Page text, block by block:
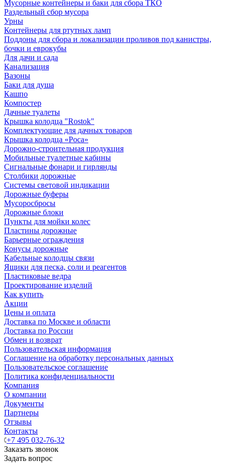
Мусорные контейнеры и баки для сбора ТКО
Раздельный сбор мусора
Урны
Контейнеры для ртутных ламп
Поддоны для сбора и локализации проливов под канистры,
бочки и еврокубы
Для дачи и сада
Канализация
Вазоны
Баки для душа
Кашпо
Компостер
Дачные туалеты
Крышка колодца "Rostok"
Комплектующие для дачных товаров
Крышка колодца «Роса»
Дорожно-строительная продукция
Мобильные туалетные кабины
Сигнальные фонари и гирлянды
Столбики дорожные
Системы световой индикации
Дорожные буферы
Мусоросбросы
Дорожные блоки
Пункты для мойки колес
Пластины дорожные
Барьерные ограждения
Конусы дорожные
Кабельные колодцы связи
Ящики для песка, соли и реагентов
Пластиковые ведра
Проектирование изделий
Как купить
Акции
Цены и оплата
Доставка по Москве и области
Доставка по России
Обмен и возврат
Пользовательская информация
Соглашение на обработку персональных данных
Пользовательское соглашение
Политика конфиденциальности
Компания
О компании
Документы
Партнеры
Отзывы
Контакты
+7 495 032-76-32
Заказать звонок
Задать вопрос